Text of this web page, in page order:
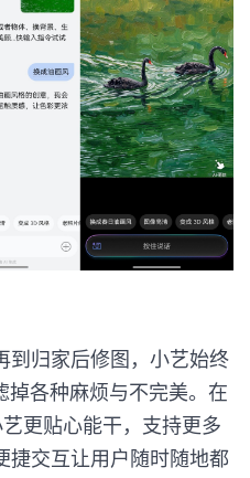
到归家后修图，小艺始终
掉各种麻烦与不完美。在
更贴心能干，支持更多
捷交互让用户随时随地都